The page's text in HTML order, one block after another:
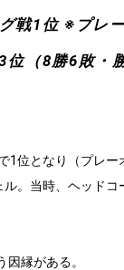
戦1位 ※プレ
位（8勝6敗・
1位となり（プレ
。当時、ヘッド
縁がある。